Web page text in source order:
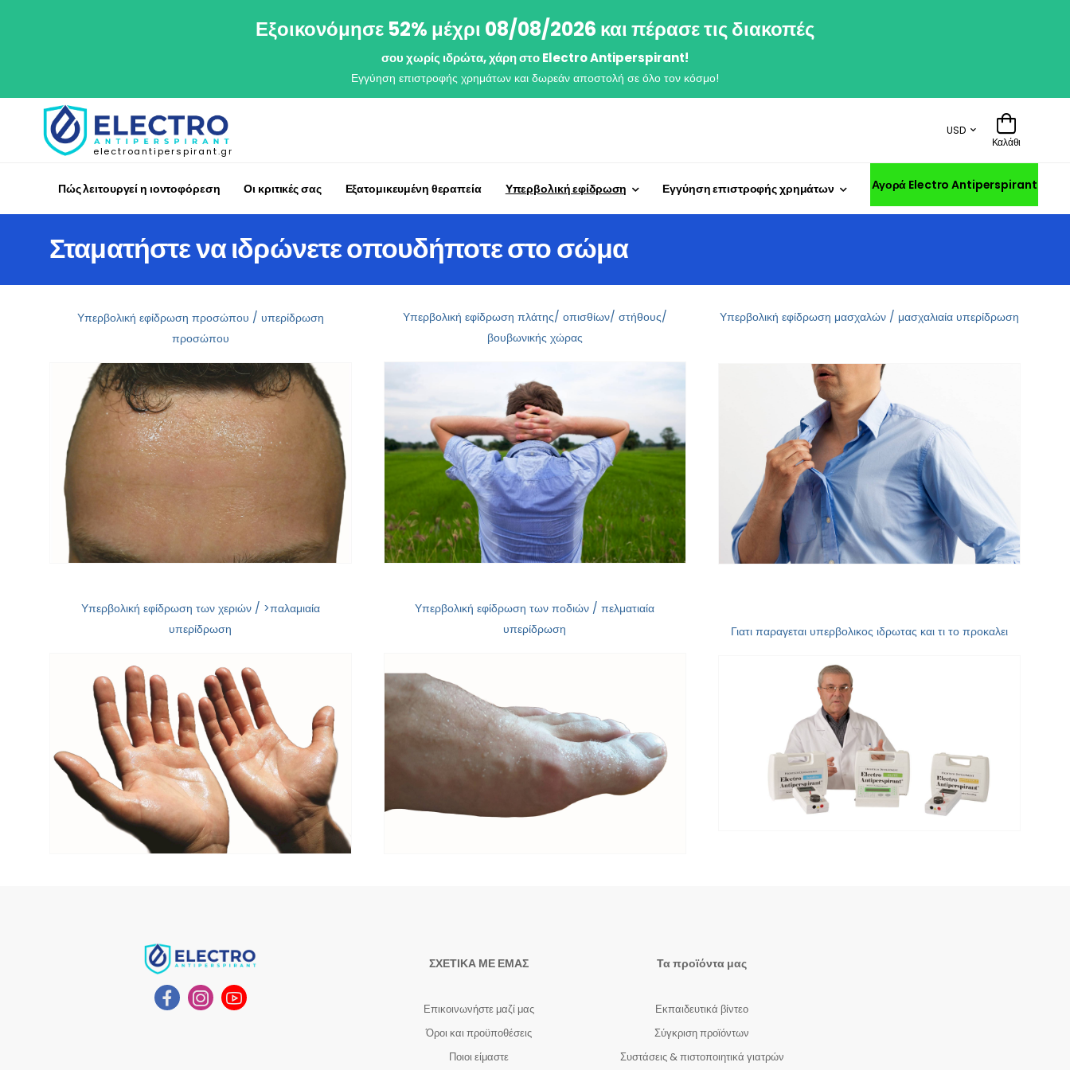
Εξοικονόμησε 52% μέχρι 08/08/2026 και πέρασε τις διακοπές
σου χωρίς ιδρώτα, χάρη στο Electro Antiperspirant!
Εγγύηση επιστροφής χρημάτων και δωρεάν αποστολή σε όλο τον κόσμο!
electroantiperspirant.gr
USD
Καλάθι
Πώς λειτουργεί η ιοντοφόρεση Οι κριτικές σας Εξατομικευμένη θεραπεία Υπερβολική εφίδρωση Εγγύηση επιστροφής χρημάτων Αγορά Electro Antiperspirant
Σταματήστε να ιδρώνετε οπουδήποτε στο σώμα
Υπερβολική εφίδρωση προσώπου / υπερίδρωση
προσώπου
Υπερβολική εφίδρωση πλάτης/ οπισθίων/ στήθους/
βουβωνικής χώρας
Υπερβολική εφίδρωση μασχαλών / μασχαλιαία υπερίδρωση
Υπερβολική εφίδρωση των χεριών / >παλαμιαία
υπερίδρωση
Υπερβολική εφίδρωση των ποδιών / πελματιαία
υπερίδρωση
Γιατι παραγεται υπερβολικος ιδρωτας και τι το προκαλει
ΣΧΕΤΙΚΑ ΜΕ ΕΜΑΣ
Επικοινωνήστε μαζί μας
Όροι και προϋποθέσεις
Ποιοι είμαστε
Τα προϊόντα μας
Εκπαιδευτικά βίντεο
Σύγκριση προϊόντων
Συστάσεις & πιστοποιητικά γιατρών